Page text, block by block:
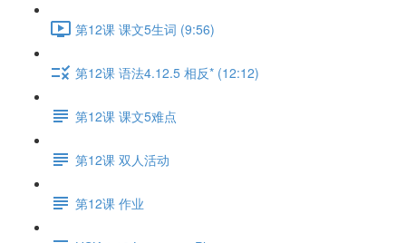
第12课 课文5生词 (9:56)
第12课 语法4.12.5 相反* (12:12)
第12课 课文5难点
第12课 双人活动
第12课 作业